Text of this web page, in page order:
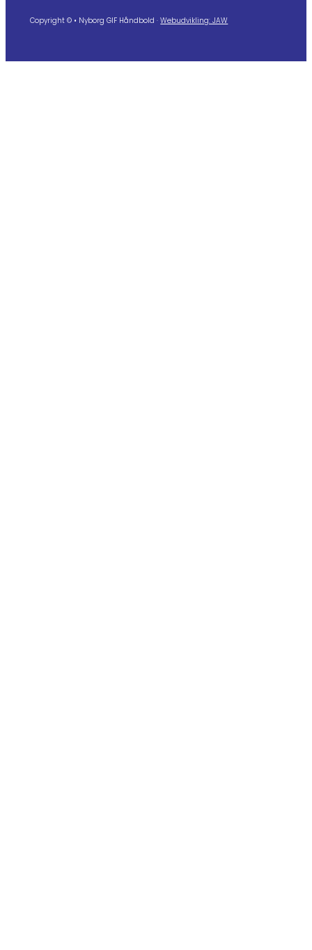
Copyright © • Nyborg GIF Håndbold ·Webudvikling: JAW